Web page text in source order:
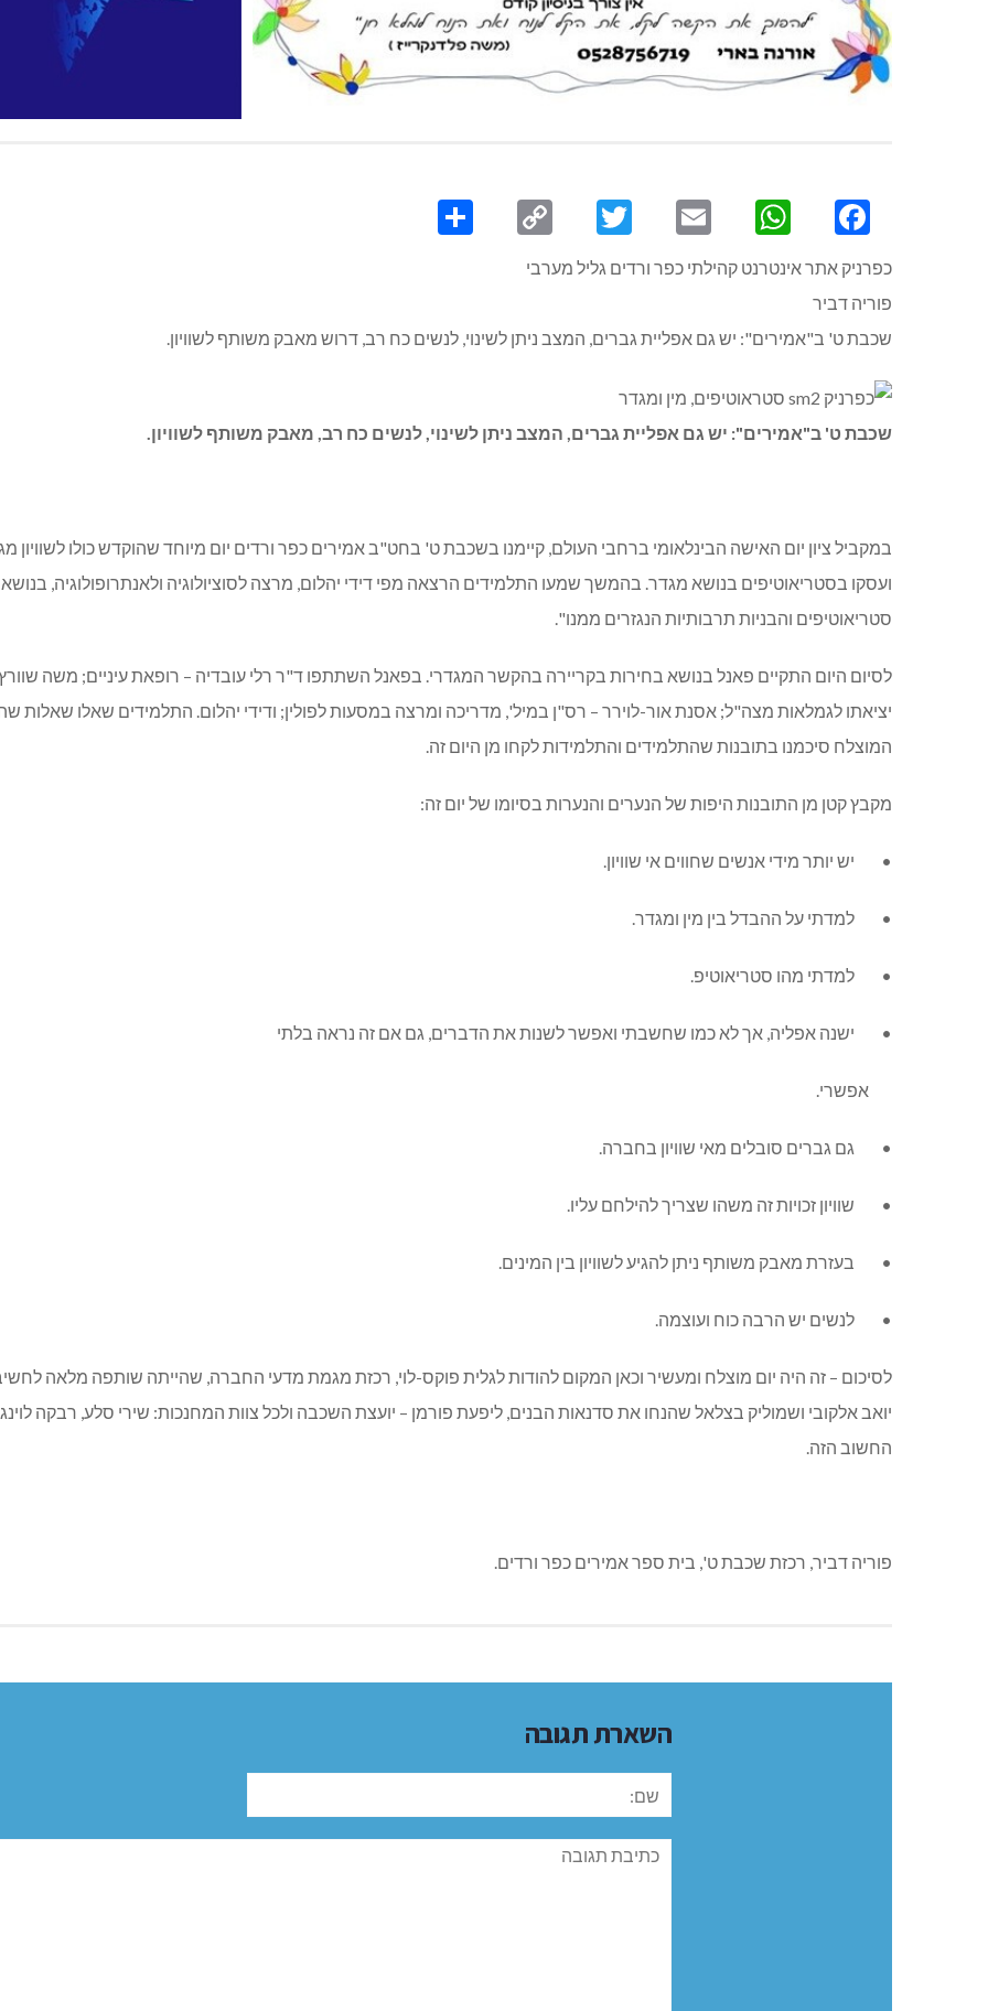
Facebook
WhatsApp
Email
Twitter
Copy
כפרניק אתר אינטרנט קהילתי כפר ורדים גליל מערבי
פוריה דביר
שכבת ט' ב"אמירים": יש גם אפליית גברים, המצב ניתן לשינוי, לנשים כח רב, דרוש מאבק משותף לשוויון.
שכבת ט' ב"אמירים": יש גם אפליית גברים, המצב ניתן לשינוי, לנשים כח רב, מאבק משותף לשוויון.
במקביל ציון יום האישה הבינלאומי ברחבי העולם, קיימנו בשכבת ט' בחט"ב אמירים כפר ורדים יום מיוחד שהוקדש כולו לשוויון
ועסקו בסטריאוטיפים בנושא מגדר. בהמשך שמעו התלמידים הרצאה מפי דידי יהלום, מרצה לסוציולוגיה ולאנתרופולוגיה,
סטריאוטיפים והבניות תרבותיות הנגזרים ממנו".
לסיום היום התקיים פאנל בנושא בחירות בקריירה בהקשר המגדרי. בפאנל השתתפו ד"ר רלי עובדיה – רופאת עיניים; משה
יציאתו לגמלאות מצה"ל; אסנת אור-לוירר – רס"ן במיל', מדריכה ומרצה במסעות לפולין; ודידי יהלום. התלמידים שאלו שאלות
המוצלח סיכמנו בתובנות שהתלמידים והתלמידות לקחו מן היום זה.
מקבץ קטן מן התובנות היפות של הנערים והנערות בסיומו של יום זה:
• יש יותר מידי אנשים שחווים אי שוויון.
• למדתי על ההבדל בין מין ומגדר.
• למדתי מהו סטריאוטיפ.
• ישנה אפליה, אך לא כמו שחשבתי ואפשר לשנות את הדברים, גם אם זה נראה בלתי
אפשרי.
• גם גברים סובלים מאי שוויון בחברה.
• שוויון זכויות זה משהו שצריך להילחם עליו.
• בעזרת מאבק משותף ניתן להגיע לשוויון בין המינים.
• לנשים יש הרבה כוח ועוצמה.
לסיכום – זה היה יום מוצלח ומעשיר וכאן המקום להודות לגלית פוקס-לוי, רכזת מגמת מדעי החברה, שהייתה שותפה מלאה
יואב אלקובי ושמוליק בצלאל שהנחו את סדנאות הבנים, ליפעת פורמן – יועצת השכבה ולכל צוות המחנכות: שירי סלע, רבקה
החשוב הזה.
פוריה דביר, רכזת שכבת ט', בית ספר אמירים כפר ורדים.
השארת תגובה
תגובה